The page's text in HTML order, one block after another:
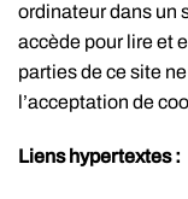
ordinateur dans un
accède pour lire et
parties de ce site
l’acceptation de
Liens hypertextes :